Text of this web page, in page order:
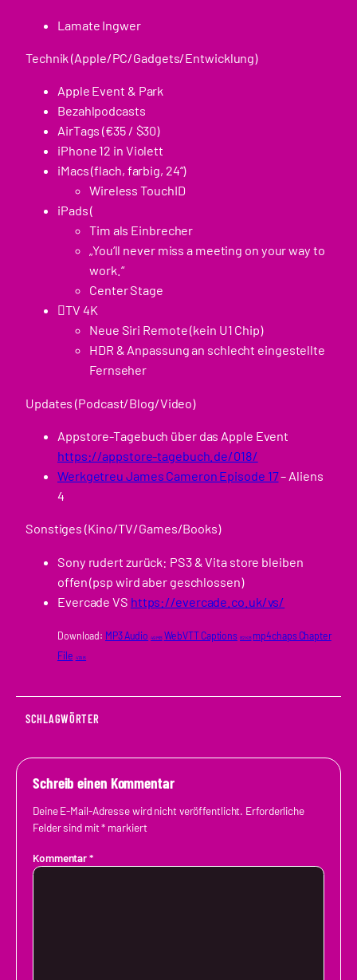
Lamate Ingwer
Technik (Apple/PC/Gadgets/Entwicklung)
Apple Event & Park
Bezahlpodcasts
AirTags (€35 / $30)
iPhone 12 in Violett
iMacs (flach, farbig, 24“)
Wireless TouchID
iPads (
Tim als Einbrecher
„You‘ll never miss a meeting on your way to
work.“
Center Stage
TV 4K
Neue Siri Remote (kein U1 Chip)
HDR & Anpassung an schlecht eingestellte
Fernseher
Updates (Podcast/Blog/Video)
Appstore-Tagebuch über das Apple Event
https://appstore-tagebuch.de/018/
Werkgetreu James Cameron Episode 17– Aliens
4
Sonstiges (Kino/TV/Games/Books)
Sony rudert zurück: PS3 & Vita store bleiben
offen (psp wird aber geschlossen)
Evercade VS https://evercade.co.uk/vs/
Download: MP3 Audio 49 MB WebVTT Captions 82 KB mp4chaps Chapter
File 479 B
SCHLAGWÖRTER
Schreib einen Kommentar
Deine E-Mail-Adresse wird nicht veröffentlicht. Erforderliche
Felder sind mit* markiert
Kommentar*